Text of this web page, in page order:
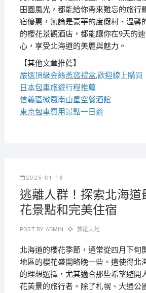
田園風光，都能給你帶來難忘的旅行
宿優惠，無論是豪華的度假村、溫馨
的櫻花景觀酒店，都能讓你在9天的
心，享受北海道的美麗與魅力。
【其他文章推薦】
嚴選頂級金絲燕窩禮盒,歡迎線上購買
日本包車旅遊行程推薦
信義區微風南山星空餐酒館
東京包車費用景點一日遊
2025-01-18
逃離人群！探索北海道
花景點和完美住宿
POST BY ADMIN 旅遊天地
北海道的櫻花季節，通常從四月下旬
地區的櫻花盛開略晚一些。這使得北
的理想選擇，尤其適合那些希望避開
花美景的旅行者。除了札幌、大通公